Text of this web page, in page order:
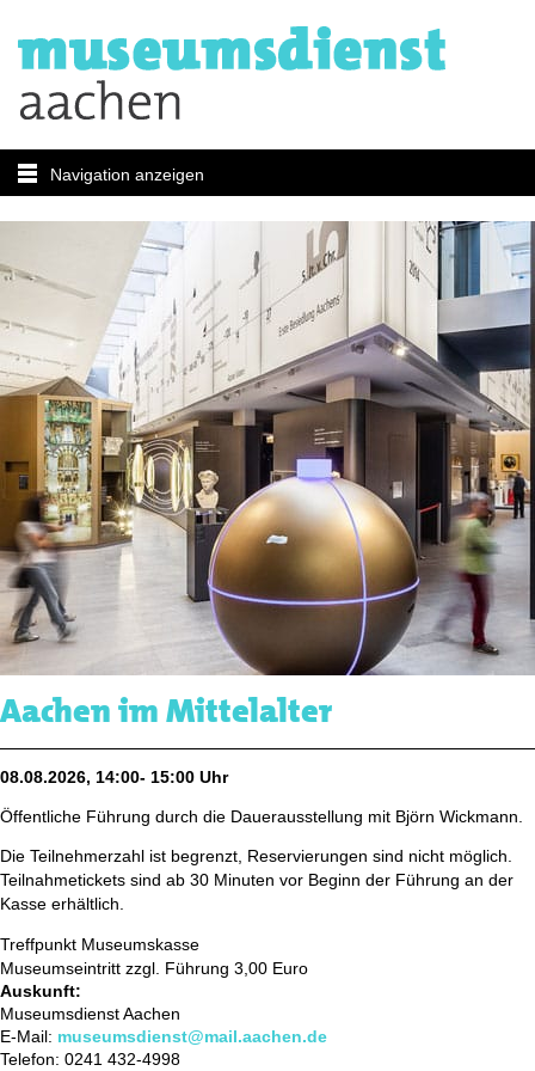
Navigation anzeigen
Aachen im Mittelalter
08.08.2026, 14:00- 15:00 Uhr
Öffentliche Führung durch die Dauerausstellung mit Björn Wickmann.
Die Teilnehmerzahl ist begrenzt, Reservierungen sind nicht möglich.
Teilnahmetickets sind ab 30 Minuten vor Beginn der Führung an der
Kasse erhältlich.
Treffpunkt Museumskasse
Museumseintritt zzgl. Führung 3,00 Euro
Auskunft:
Museumsdienst Aachen
E-Mail: museumsdienst@mail.aachen.de
Telefon: 0241 432-4998